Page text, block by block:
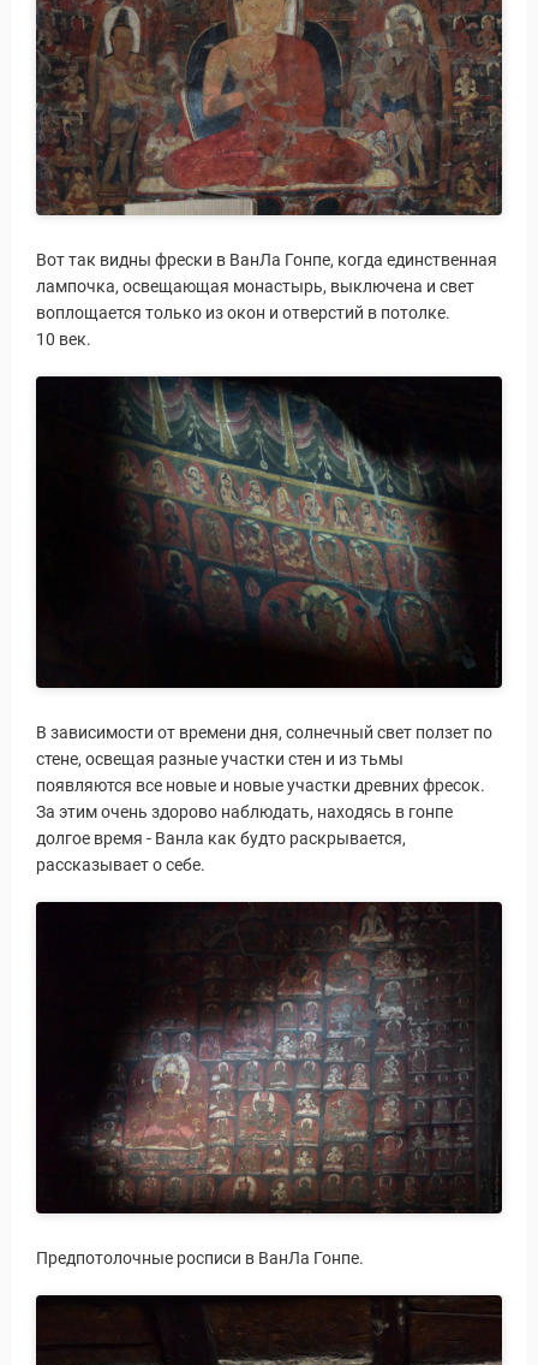
Путеводитель по
Вот так видны фрески в ВанЛа Гонпе, когда единственная
лампочка, освещающая монастырь, выключена и свет
воплощается только из окон и отверстий в потолке.
10 век.
В зависимости от времени дня, солнечный свет ползет по
стене, освещая разные участки стен и из тьмы
появляются все новые и новые участки древних фресок.
За этим очень здорово наблюдать, находясь в гонпе
долгое время - Ванла как будто раскрывается,
рассказывает о себе.
Предпотолочные росписи в ВанЛа Гонпе.